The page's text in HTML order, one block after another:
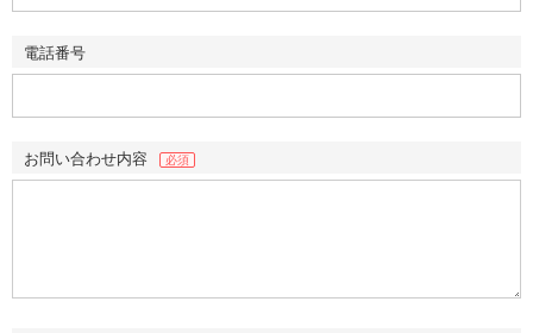
電話番号
お問い合わせ内容 必須